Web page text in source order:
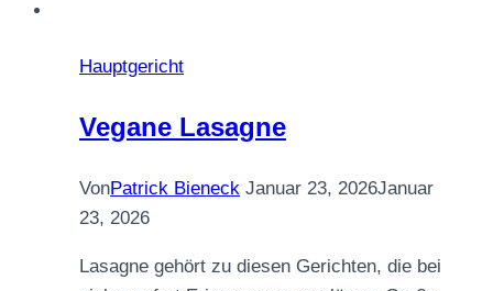
Hauptgericht
Vegane Lasagne
VonPatrick Bieneck Januar 23, 2026Januar
23, 2026
Lasagne gehört zu diesen Gerichten, die bei